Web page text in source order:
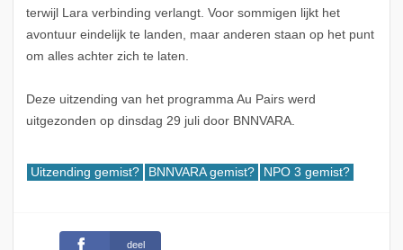
terwijl Lara verbinding verlangt. Voor sommigen lijkt het
avontuur eindelijk te landen, maar anderen staan op het punt
om alles achter zich te laten.
Deze uitzending van het programma Au Pairs werd
uitgezonden op dinsdag 29 juli door BNNVARA.
Uitzending gemist? BNNVARA gemist? NPO 3 gemist?
deel